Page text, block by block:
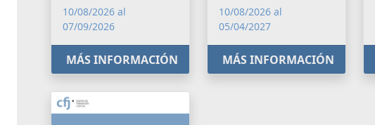
10/08/2026 al
07/09/2026
MÁS INFORMACIÓN
10/08/2026 al
05/04/2027
MÁS INFORMACIÓN